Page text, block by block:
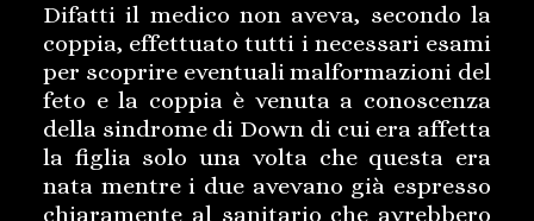
Difatti il medico non aveva, secondo la
coppia, effettuato tutti i necessari esami
per scoprire eventuali malformazioni del
feto e la coppia è venuta a conoscenza
della sindrome di Down di cui era affetta
la figlia solo una volta che questa era
nata mentre i due avevano già espresso
chiaramente al sanitario che avrebbero